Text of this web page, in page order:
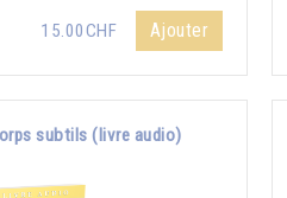
15.00CHF Ajouter
subtils (livre audio)